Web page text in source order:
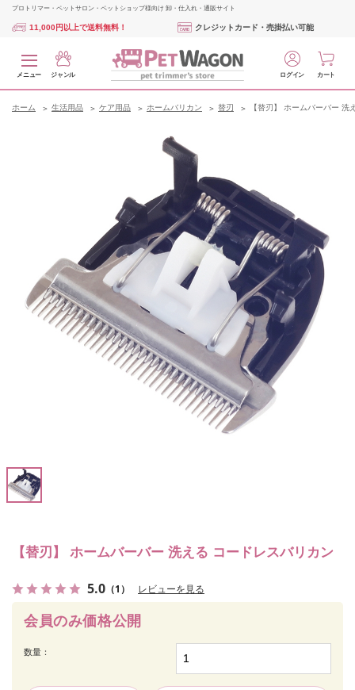
プロトリマー・ペットサロン・ペットショップ様向け 卸・仕入れ・通販サイト
11,000円以上で送料無料！ クレジットカード・売掛払い可能
メニュー ジャンル ログイン カート
ホーム 生活用品 ケア用品 ホームバリカン 替刃 【替刃】 ホームバーバー 洗
【替刃】 ホームバーバー 洗える コードレスバリカン
5.0 （1） レビューを見る
会員のみ価格公開
数量：